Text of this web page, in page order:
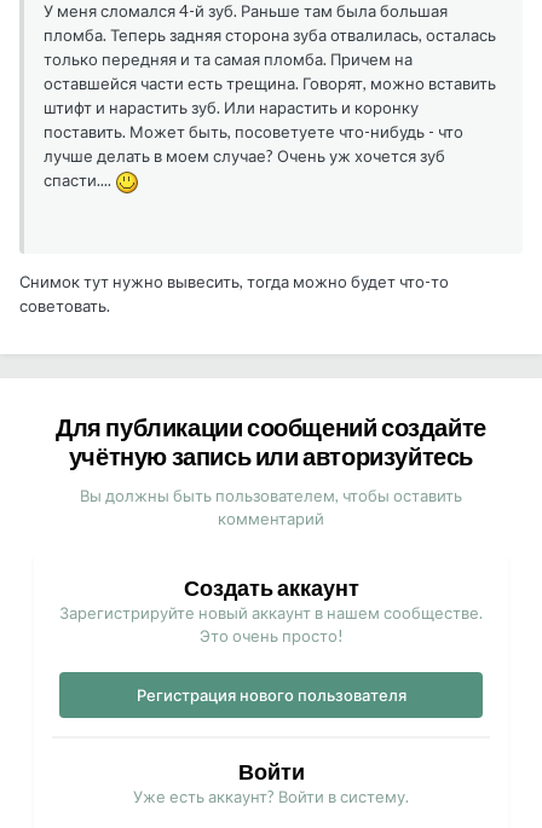
У меня сломался 4-й зуб. Раньше там была большая
пломба. Теперь задняя сторона зуба отвалилась, осталась
только передняя и та самая пломба. Причем на
оставшейся части есть трещина. Говорят, можно вставить
штифт и нарастить зуб. Или нарастить и коронку
поставить. Может быть, посоветуете что-нибудь - что
лучше делать в моем случае? Очень уж хочется зуб
спасти....
Снимок тут нужно вывесить, тогда можно будет что-то
советовать.
Для публикации сообщений создайте
учётную запись или авторизуйтесь
Вы должны быть пользователем, чтобы оставить
комментарий
Создать аккаунт
Зарегистрируйте новый аккаунт в нашем сообществе.
Это очень просто!
Регистрация нового пользователя
Войти
Уже есть аккаунт? Войти в систему.